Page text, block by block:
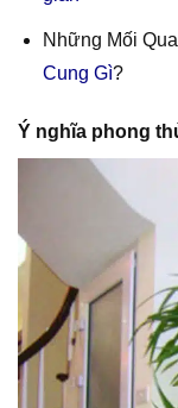
Những Mối
Cung Gì?
Ý nghĩa phong